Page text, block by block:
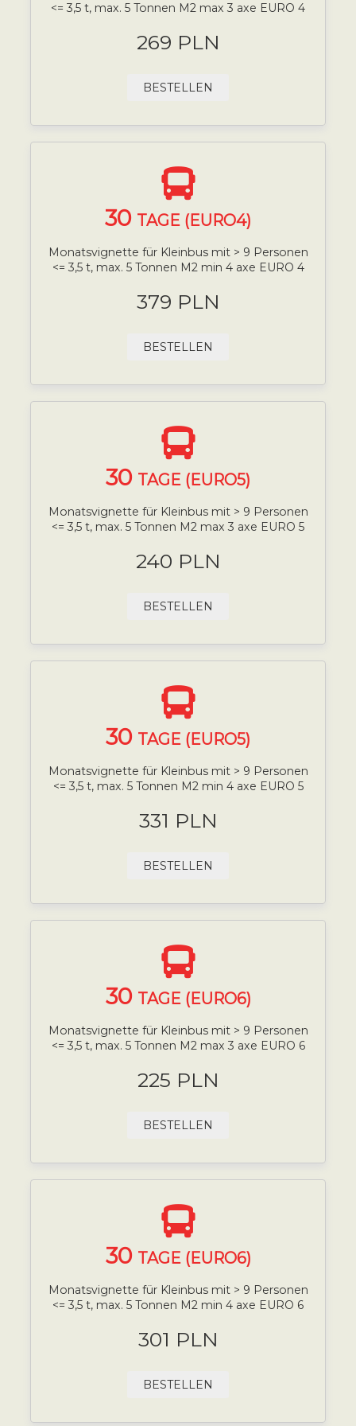
<= 3,5 t, max. 5 Tonnen M2 max 3 axe EURO 4
269 PLN
BESTELLEN
30 TAGE (EURO4)
Monatsvignette für Kleinbus mit > 9 Personen
<= 3,5 t, max. 5 Tonnen M2 min 4 axe EURO 4
379 PLN
BESTELLEN
30 TAGE (EURO5)
Monatsvignette für Kleinbus mit > 9 Personen
<= 3,5 t, max. 5 Tonnen M2 max 3 axe EURO 5
240 PLN
BESTELLEN
30 TAGE (EURO5)
Monatsvignette für Kleinbus mit > 9 Personen
<= 3,5 t, max. 5 Tonnen M2 min 4 axe EURO 5
331 PLN
BESTELLEN
30 TAGE (EURO6)
Monatsvignette für Kleinbus mit > 9 Personen
<= 3,5 t, max. 5 Tonnen M2 max 3 axe EURO 6
225 PLN
BESTELLEN
30 TAGE (EURO6)
Monatsvignette für Kleinbus mit > 9 Personen
<= 3,5 t, max. 5 Tonnen M2 min 4 axe EURO 6
301 PLN
BESTELLEN